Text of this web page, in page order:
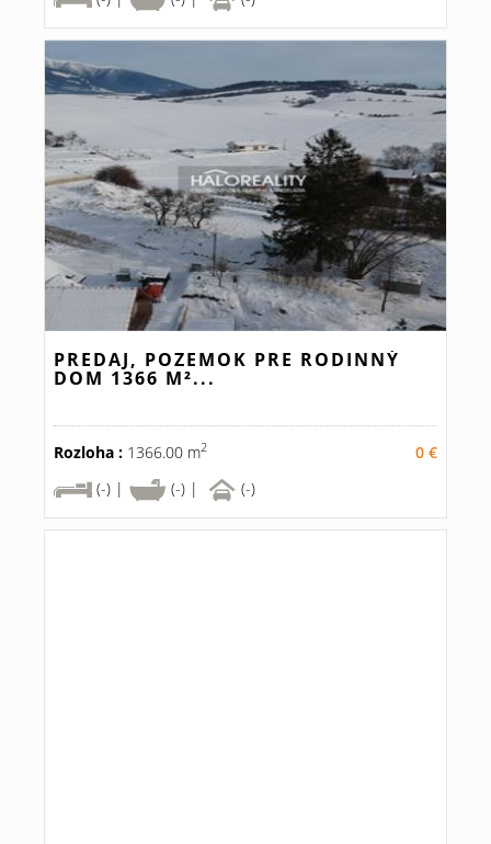
PREDAJ, POZEMOK PRE RODINNÝ
DOM 1366 M²...
Rozloha : 1366.00 m2
0 €
(-) |
(-) | (-)